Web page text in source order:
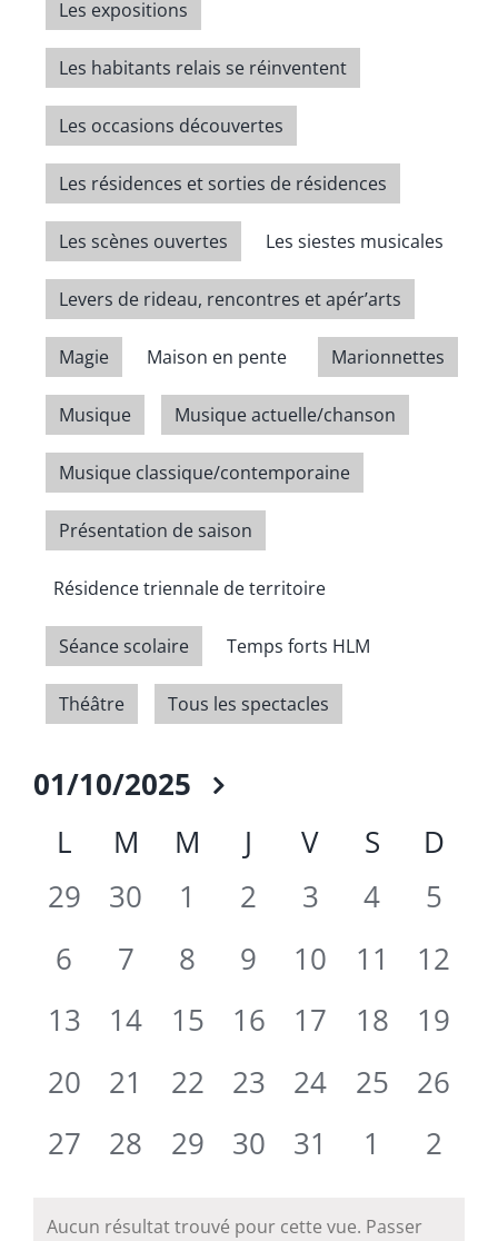
Les expositions
Les habitants relais se réinventent
Les occasions découvertes
Les résidences et sorties de résidences
Les scènes ouvertes Les siestes musicales
Levers de rideau, rencontres et apér’arts
Magie Maison en pente Marionnettes
Musique Musique actuelle/chanson
Musique classique/contemporaine
Présentation de saison
Résidence triennale de territoire
Séance scolaire Temps forts HLM
Théâtre Tous les spectacles
01/10/2025
une
Calendrier
de
Évènements
L M M J V S
D
0
29
0
30
0
1
0
2
0
3
0
4
0
5
0
6
0
7
0
8
0
9
0
10
0
11
0
12
0
13
0
14
0
15
0
16
0
17
0
18
0
19
0
20
0
21
0
22
0
23
0
24
0
25
0
26
0
27
0
28
0
29
0
30
0
31
0
1
0
2
Aucun résultat trouvé pour cette vue. Passer